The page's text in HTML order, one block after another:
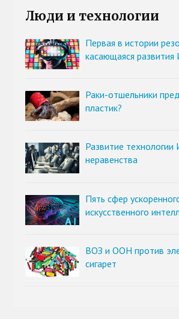
Люди и технологии
Первая в истории
касающаяся развития
Раки-отшельники
пластик?
Развитие
неравенства
Пять сфер
искусственного
ВОЗ и ООН против
сигарет